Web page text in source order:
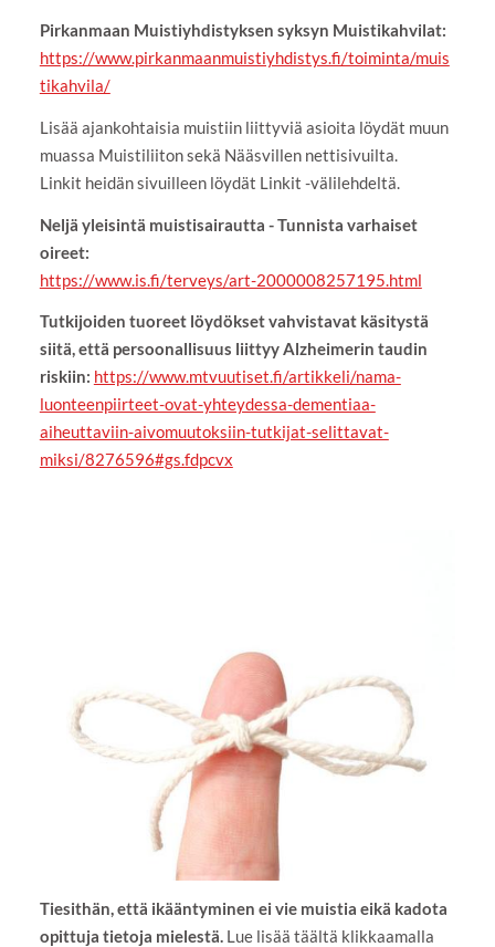
Pirkanmaan Muistiyhdistyksen syksyn Muistikahvilat:
https://www.pirkanmaanmuistiyhdistys.fi/toiminta/muis
tikahvila/
Lisää ajankohtaisia muistiin liittyviä asioita löydät muun
muassa Muistiliiton sekä Nääsvillen nettisivuilta.
Linkit heidän sivuilleen löydät Linkit -välilehdeltä.
Neljä yleisintä muistisairautta - Tunnista varhaiset
oireet:
https://www.is.fi/terveys/art-2000008257195.html
Tutkijoiden tuoreet löydökset vahvistavat käsitystä
siitä, että persoonallisuus liittyy Alzheimerin taudin
riskiin: https://www.mtvuutiset.fi/artikkeli/nama-
luonteenpiirteet-ovat-yhteydessa-dementiaa-
aiheuttaviin-aivomuutoksiin-tutkijat-selittavat-
miksi/8276596#gs.fdpcvx
Tiesithän, että ikääntyminen ei vie muistia eikä kadota
opittuja tietoja mielestä.Lue lisää täältä klikkaamalla